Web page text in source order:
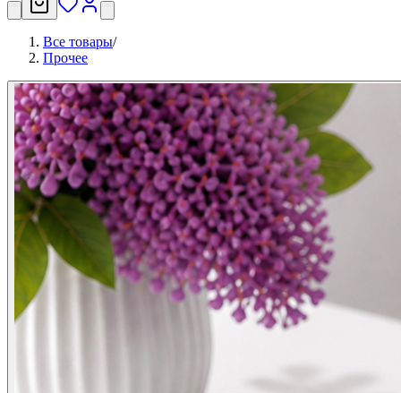
Все товары/
Прочее